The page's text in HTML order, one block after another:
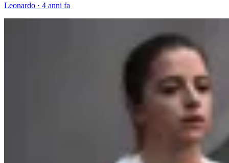
Leonardo · 4 anni fa